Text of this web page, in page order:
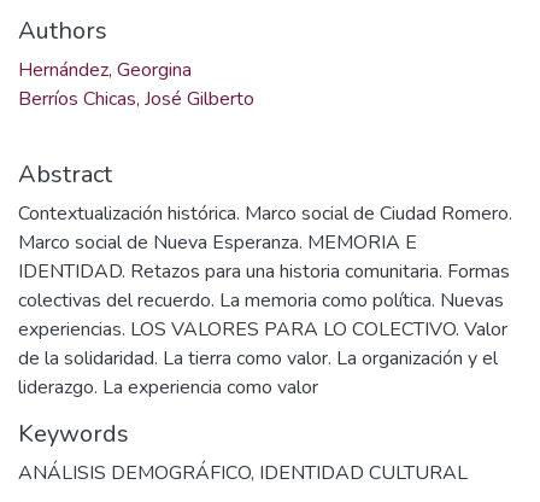
Authors
Hernández, Georgina
Berríos Chicas, José Gilberto
Abstract
Contextualización histórica. Marco social de Ciudad Romero.
Marco social de Nueva Esperanza. MEMORIA E
IDENTIDAD. Retazos para una historia comunitaria. Formas
colectivas del recuerdo. La memoria como política. Nuevas
experiencias. LOS VALORES PARA LO COLECTIVO. Valor
de la solidaridad. La tierra como valor. La organización y el
liderazgo. La experiencia como valor
Keywords
ANÁLISIS DEMOGRÁFICO, IDENTIDAD CULTURAL